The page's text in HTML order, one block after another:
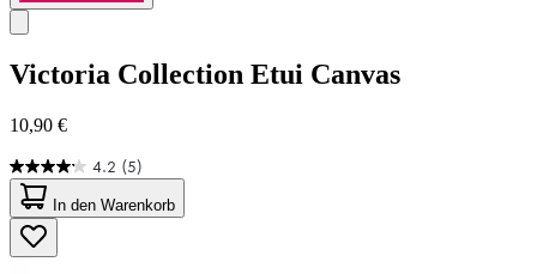
Victoria Collection Etui Canvas
10,90 €
4.2 (5)
4.2
von
5
Sternen.
5
In den Warenkorb